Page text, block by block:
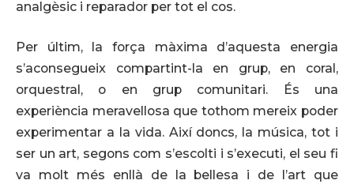
analgèsic i reparador per tot el cos.
Per últim, la força màxima d’aquesta energia
s’aconsegueix compartint-la en grup, en coral,
orquestral, o en grup comunitari. És una
experiència meravellosa que tothom mereix poder
experimentar a la vida. Així doncs, la música, tot i
ser un art, segons com s’escolti i s’executi, el seu fi
va molt més enllà de la bellesa i de l’art que